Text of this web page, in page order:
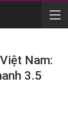
Nam:
3.5